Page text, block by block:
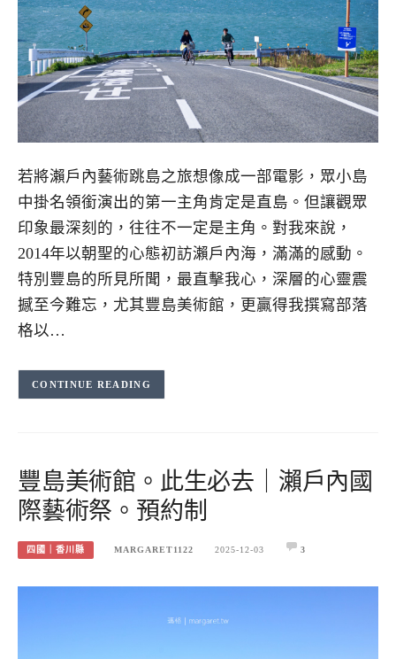
若將瀨戶內藝術跳島之旅想像成一部電影，眾小島
中掛名領銜演出的第一主角肯定是直島。但讓觀眾
印象最深刻的，往往不一定是主角。對我來說，
2014年以朝聖的心態初訪瀨戶內海，滿滿的感動。
特別豐島的所見所聞，最直擊我心，深層的心靈震
撼至今難忘，尤其豐島美術館，更贏得我撰寫部落
格以…
CONTINUE READING
豐島美術館。此生必去｜瀨戶內國
際藝術祭。預約制
四國｜香川縣 MARGARET1122 2025-12-03 3